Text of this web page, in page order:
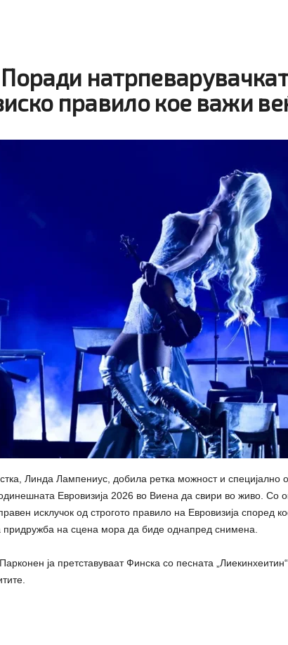
правило кое важи
Линда Лампениус, добила ретка можност и специјално
Евровизија 2026 во Виена да свири во живо. Со
исклучок од строгото правило на Евровизија според
придружба на сцена мора да биде однапред снимена.
ја претставуваат Финска со песната